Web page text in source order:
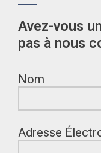
Avez-vous
pas à nous
Nom
Adresse